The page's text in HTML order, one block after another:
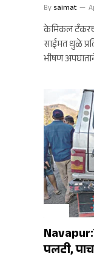
By saimat
केमिकल
साईमत धुळे
भीषण